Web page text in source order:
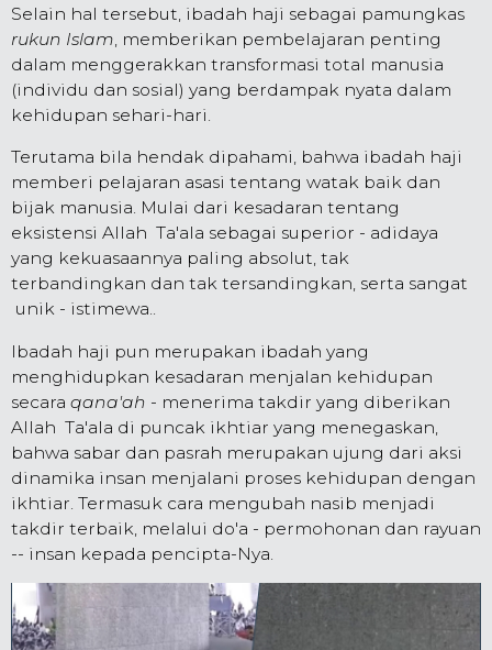
Selain hal tersebut, ibadah haji sebagai pamungkas
rukun Islam , memberikan pembelajaran penting
dalam menggerakkan transformasi total manusia
(individu dan sosial) yang berdampak nyata dalam
kehidupan sehari-hari.
Terutama bila hendak dipahami, bahwa ibadah haji
memberi pelajaran asasi tentang watak baik dan
bijak manusia. Mulai dari kesadaran tentang
eksistensi Allah Ta'ala sebagai superior - adidaya
yang kekuasaannya paling absolut, tak
terbandingkan dan tak tersandingkan, serta sangat
unik - istimewa..
Ibadah haji pun merupakan ibadah yang
menghidupkan kesadaran menjalan kehidupan
secara qana'ah - menerima takdir yang diberikan
Allah Ta'ala di puncak ikhtiar yang menegaskan,
bahwa sabar dan pasrah merupakan ujung dari aksi
dinamika insan menjalani proses kehidupan dengan
ikhtiar. Termasuk cara mengubah nasib menjadi
takdir terbaik, melalui do'a - permohonan dan rayuan
-- insan kepada pencipta-Nya.